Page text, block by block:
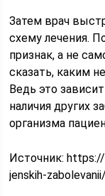
Затем врач
схему лечения.
признак, а не
сказать, каким
Ведь это
наличия других
организма
Источник:
jenskih-